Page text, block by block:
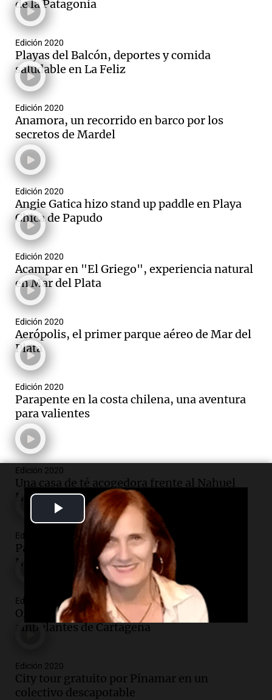
Play
Video
de la Patagonia
Edición 2020
Playas del Balcón, deportes y comida
saludable en La Feliz
Edición 2020
Anamora, un recorrido en barco por los
secretos de Mardel
Edición 2020
Angie Gatica hizo stand up paddle en Playa
Chica de Papudo
Edición 2020
Acampar en "El Griego", experiencia natural
en Mar del Plata
Edición 2020
Aerópolis, el primer parque aéreo de Mar del
Plata
Edición 2020
Parapente en la costa chilena, una aventura
para valientes
Edición 2020
Una casa de té acogedora frente al Nahuel
Huapi
Edición 2020
Paseo Brazo Tristeza, un viaje íntimo por el
Nahuel Huapi
Edición 2020
Original regateo de los vendedores
ambulantes de Cartagena
Edición 2020
City tour gratuito por Pinamar en un
colectivo descapotable